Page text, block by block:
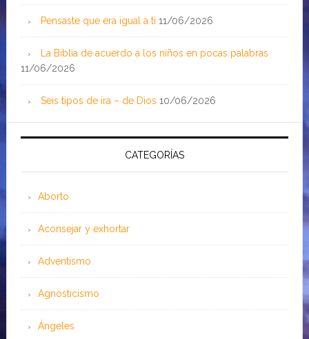
Pensaste que era igual a ti 11/06/2026
La Biblia de acuerdo a los niños en pocas palabras
11/06/2026
Seis tipos de ira – de Dios 10/06/2026
CATEGORÍAS
Aborto
Aconsejar y exhortar
Adventismo
Agnosticismo
Ángeles